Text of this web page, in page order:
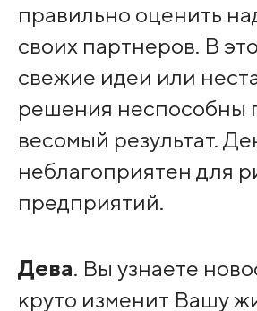
правильно оценить
своих партнеров. В
свежие идеи или
решения неспособны
весомый результат.
неблагоприятен для
предприятий.
Дева. Вы узнаете
круто изменит Вашу